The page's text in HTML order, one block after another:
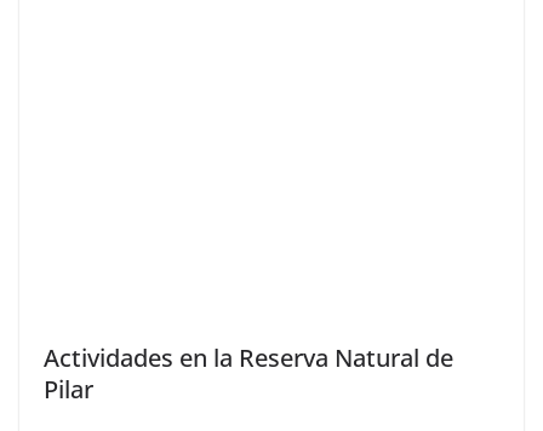
Actividades en la Reserva Natural de
Pilar